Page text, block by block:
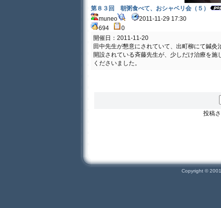
第８３回 朝粥食べて、おシャベリ会（５）
muneo
2011-11-29 17:30
694
0
開催日：2011-11-20
田中先生が懇意にされていて、出町柳にて鍼灸
開設されている斉藤先生が、少しだけ治療を施
くださいました。
投稿
Copyright ©